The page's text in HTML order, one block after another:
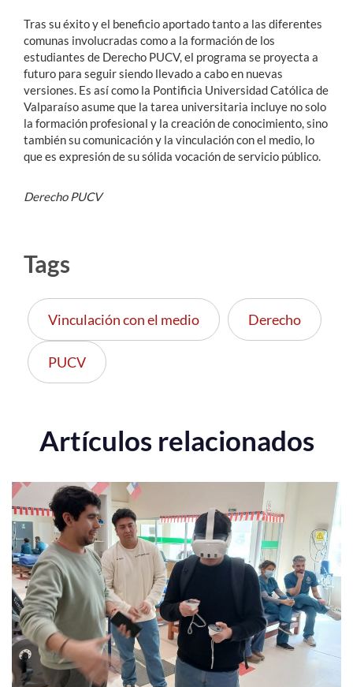
Tras su éxito y el beneficio aportado tanto a las diferentes
comunas involucradas como a la formación de los
estudiantes de Derecho PUCV, el programa se proyecta a
futuro para seguir siendo llevado a cabo en nuevas
versiones. Es así como la Pontificia Universidad Católica de
Valparaíso asume que la tarea universitaria incluye no solo
la formación profesional y la creación de conocimiento, sino
también su comunicación y la vinculación con el medio, lo
que es expresión de su sólida vocación de servicio público.
Derecho PUCV
Tags
Vinculación con el medio Derecho
PUCV
Artículos relacionados